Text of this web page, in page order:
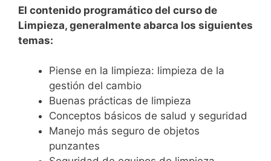
El contenido programático del curso de
Limpieza, generalmente abarca los siguientes
temas:
Piense en la limpieza: limpieza de la
gestión del cambio
Buenas prácticas de limpieza
Conceptos básicos de salud y seguridad
Manejo más seguro de objetos
punzantes